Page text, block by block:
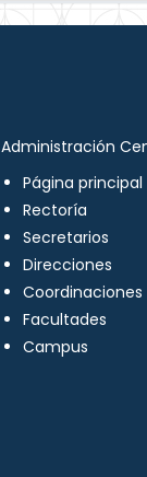
Administración
Página principal
Rectoría
Secretarios
Direcciones
Coordinaciones
Facultades
Campus